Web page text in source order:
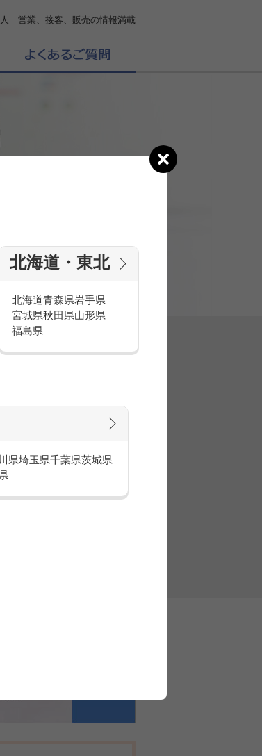
営業、接客、販売の情報満載
北海道・東北
北海道青森県岩手県
宮城県秋田県山形県
福島県
県埼玉県千葉県茨城県
庁のお仕事とは